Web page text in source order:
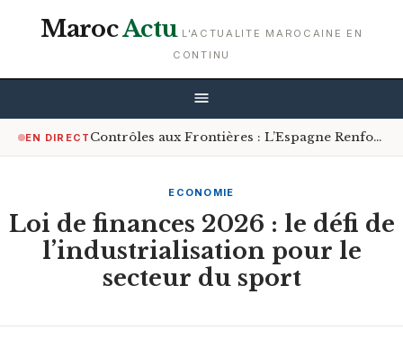
MarocActu L'ACTUALITE MAROCAINE EN
CONTINU
EN DIRECT Contrôles aux Frontières : L’Espagne Renforce les Mesures pour les Voyageurs en Provenance d’Italie
ECONOMIE
Loi de finances 2026 : le défi de
l’industrialisation pour le
secteur du sport